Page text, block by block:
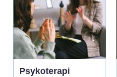
Psykoterapi